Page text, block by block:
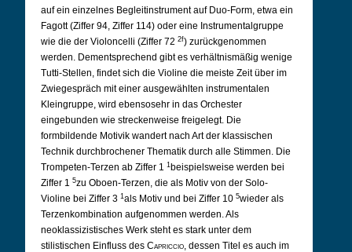
auf ein einzelnes Begleitinstrument auf Duo-Form, etwa ein
Fagott (Ziffer 94, Ziffer 114) oder eine Instrumentalgruppe
wie die der Violoncelli (Ziffer 72 2f) zurückgenommen
werden. Dementsprechend gibt es verhältnismäßig wenige
Tutti-Stellen, findet sich die Violine die meiste Zeit über im
Zwiegespräch mit einer ausgewählten instrumentalen
Kleingruppe, wird ebensosehr in das Orchester
eingebunden wie streckenweise freigelegt. Die
formbildende Motivik wandert nach Art der klassischen
Technik durchbrochener Thematik durch alle Stimmen. Die
Trompeten-Terzen ab Ziffer 1 1 beispielsweise werden bei
Ziffer 1 5zu Oboen-Terzen, die als Motiv von der Solo-
Violine bei Ziffer 3 1 als Motiv und bei Ziffer 10 5wieder als
Terzenkombination aufgenommen werden. Als
neoklassizistisches Werk steht es stark unter dem
stilistischen Einfluss des Capriccio, dessen Titel es auch im